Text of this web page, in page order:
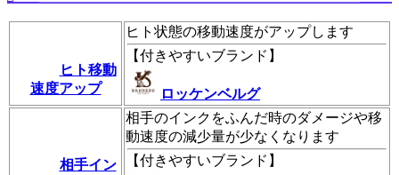
ヒト移動
速度アップ
ヒト状態の移動速度がアップします
【付きやすいブランド 】
ロッケンベルグ
相手イン
相手のインクをふんだ時のダメージや移
動速度の減少量が少なくなります
【付きやすいブランド 】